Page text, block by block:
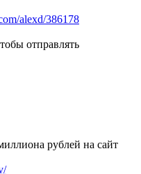
alexd/386178
отправлять
рублей на сайт